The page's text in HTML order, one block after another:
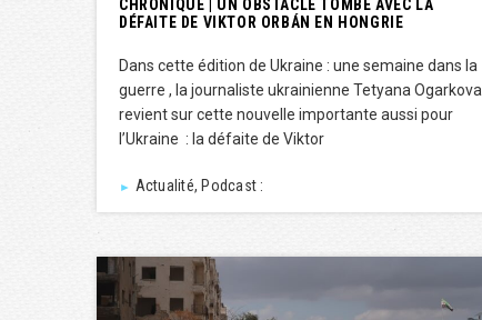
CHRONIQUE | UN OBSTACLE TOMBE AVEC LA
DÉFAITE DE VIKTOR ORBÁN EN HONGRIE
Dans cette édition de Ukraine : une semaine dans la
guerre , la journaliste ukrainienne Tetyana Ogarkova
revient sur cette nouvelle importante aussi pour
l’Ukraine : la défaite de Viktor
► Actualité, Podcast :